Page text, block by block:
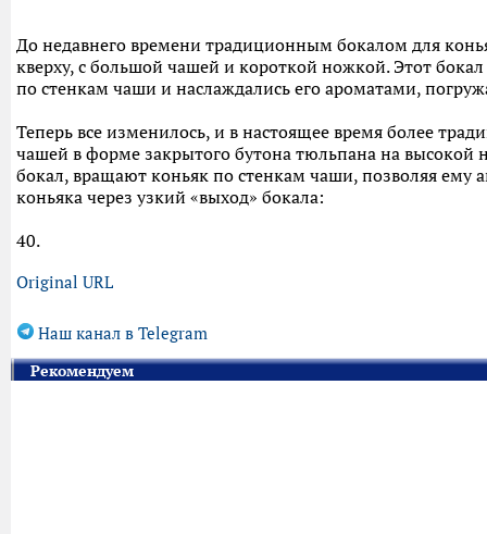
До недавнего времени традиционным бокалом для
кверху, с большой чашей и короткой ножкой. Этот
по стенкам чаши и наслаждались его ароматами,
Теперь все изменилось, и в настоящее время более
чашей в форме закрытого бутона тюльпана на
бокал, вращают коньяк по стенкам чаши, позволяя
коньяка через узкий «выход» бокала:
40.
Original URL
Наш канал в Telegram
Рекомендуем